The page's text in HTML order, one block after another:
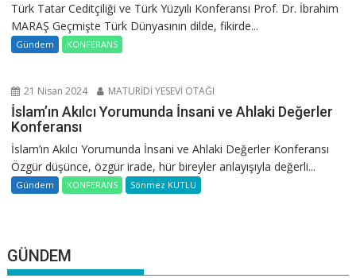
Türk Tatar Ceditçiliği ve Türk Yüzyılı Konferansı Prof. Dr. İbrahim
MARAŞ Geçmişte Türk Dünyasının dilde, fikirde...
Gündem KONFERANS
21 Nisan 2024 MATURİDİ YESEVİ OTAĞI
İslam’ın Akılcı Yorumunda İnsani ve Ahlaki Değerler
Konferansı
İslam’ın Akılcı Yorumunda İnsani ve Ahlaki Değerler Konferansı
Özgür düşünce, özgür irade, hür bireyler anlayışıyla değerli...
Gündem KONFERANS Sönmez KUTLU
GÜNDEM